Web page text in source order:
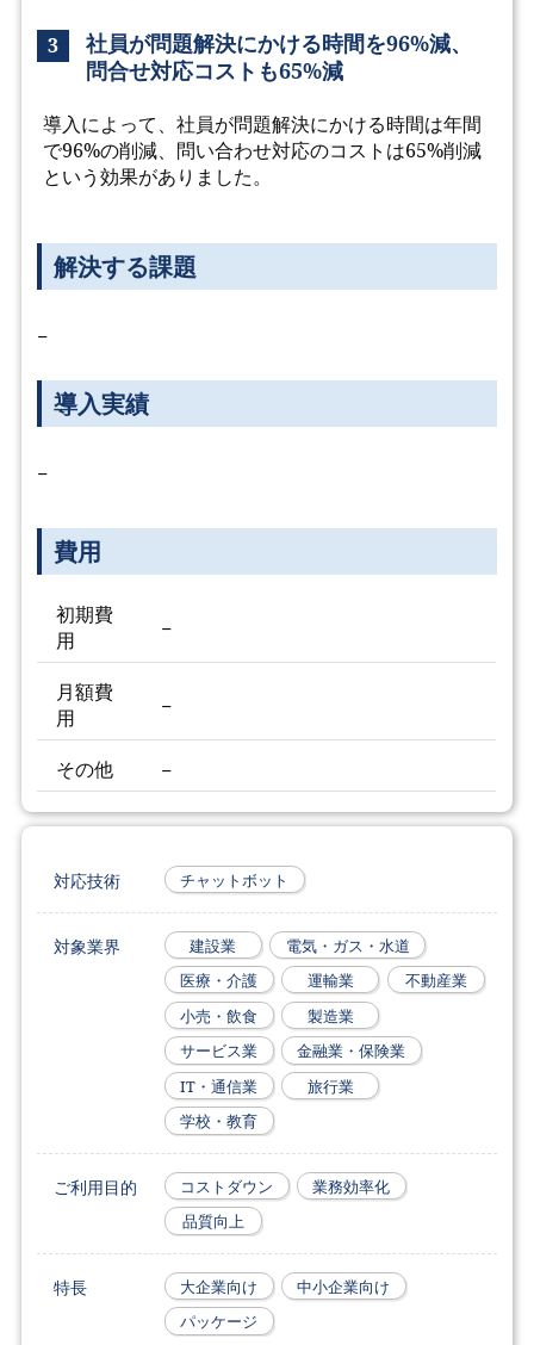
3
社員が問題解決にかける時間を96%減、
問合せ対応コストも65%減
導入によって、社員が問題解決にかける時間は年間
で96%の削減、問い合わせ対応のコストは65%削減
という効果がありました。
解決する課題
−
導入実績
−
費用
初期費
用
−
月額費
用
−
その他 −
対応技術 チャットボット
対象業界 建設業
電気・ガス・水道
医療・介護
運輸業
不動産業
小売・飲食
製造業
サービス業
金融業・保険業
IT・通信業
旅行業
学校・教育
ご利用目的 コストダウン
業務効率化
品質向上
特長 大企業向け
中小企業向け
パッケージ